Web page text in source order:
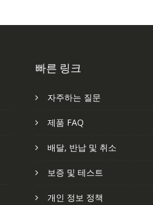
빠른 링크
자주하는 질문
제품 FAQ
배달, 반납 및 취소
보증 및 테스트
개인 정보 정책